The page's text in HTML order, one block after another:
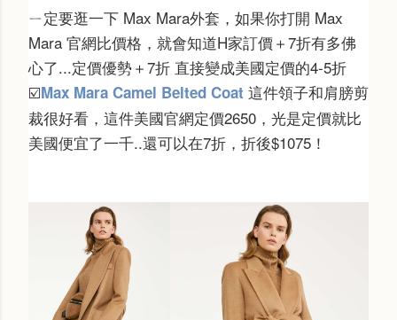
ㄧ定要逛一下 Max Mara外套，如果你打開 Max
Mara 官網比價格，就會知道H家訂價＋7折有多佛
心了...定價優勢＋7折 直接變成美國定價的4-5折
☑️Max Mara Camel Belted Coat 這件領子和肩膀剪
裁很好看，這件美國官網定價2650， 光是定價就比
美國便宜了一千..還可以在7折，折後$1075！